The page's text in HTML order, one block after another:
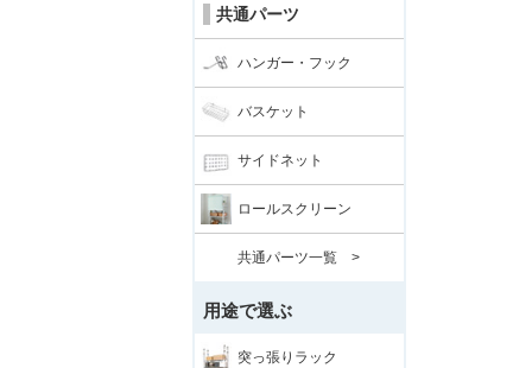
共通パーツ
ハンガー・フック
バスケット
サイドネット
ロールスクリーン
共通パーツ一覧 >
用途で選ぶ
突っ張りラック